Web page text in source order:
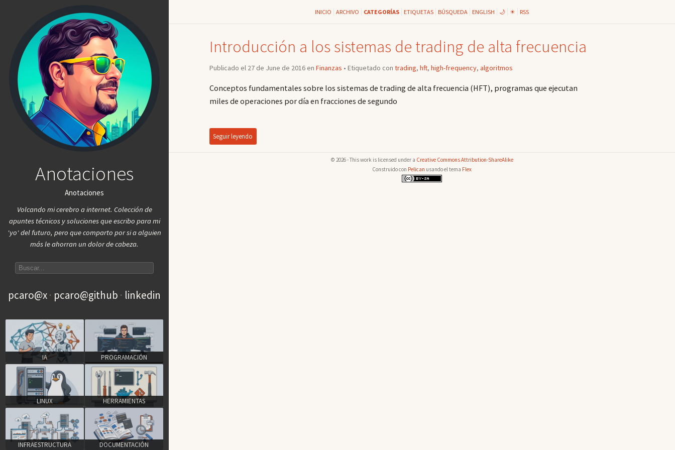
Anotaciones
Anotaciones
Volcando mi cerebro a internet. Colección de
apuntes técnicos y soluciones que escribo para mi
'yo' del futuro, pero que comparto por si a alguien
más le ahorran un dolor de cabeza.
Search articles
pcaro@x pcaro@github linkedin
IA PROGRAMACIÓN
LINUX HERRAMIENTAS
INFRAESTRUCTURA DOCUMENTACIÓN
INICIO ARCHIVO CATEGORÍAS ETIQUETAS BÚSQUEDA ENGLISH 🌙 ☀ RSS
Introducción a los sistemas de trading de alta frecuencia
Publicado el 27 de June de 2016 en Finanzas • Etiquetado con trading, hft, high-frequency, algoritmos
Conceptos fundamentales sobre los sistemas de trading de alta frecuencia (HFT), programas que ejecutan
miles de operaciones por día en fracciones de segundo
Seguir leyendo
© 2026 - This work is licensed under a Creative Commons Attribution-ShareAlike
Construido con Pelican usando el tema Flex